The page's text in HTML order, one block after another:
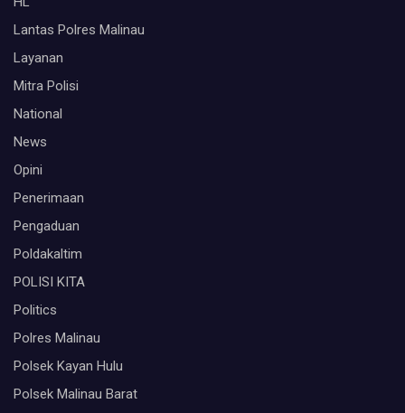
Lantas Polres Malinau
Layanan
Mitra Polisi
National
News
Opini
Penerimaan
Pengaduan
Poldakaltim
POLISI KITA
Politics
Polres Malinau
Polsek Kayan Hulu
Polsek Malinau Barat